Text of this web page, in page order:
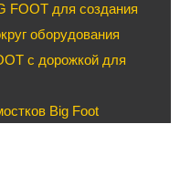
FOOT для создания
оборудования
с дорожкой для
Big Foot